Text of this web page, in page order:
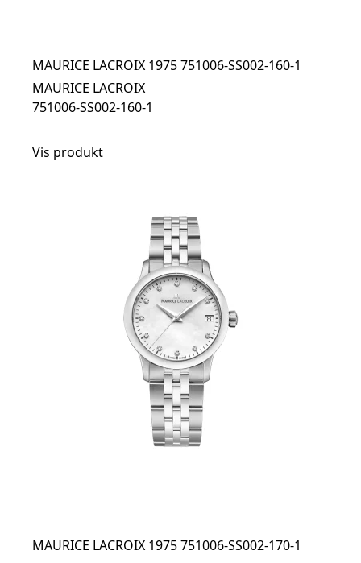
MAURICE LACROIX 1975 751006-SS002-160-1
MAURICE LACROIX
751006-SS002-160-1
Vis produkt
MAURICE LACROIX 1975 751006-SS002-170-1